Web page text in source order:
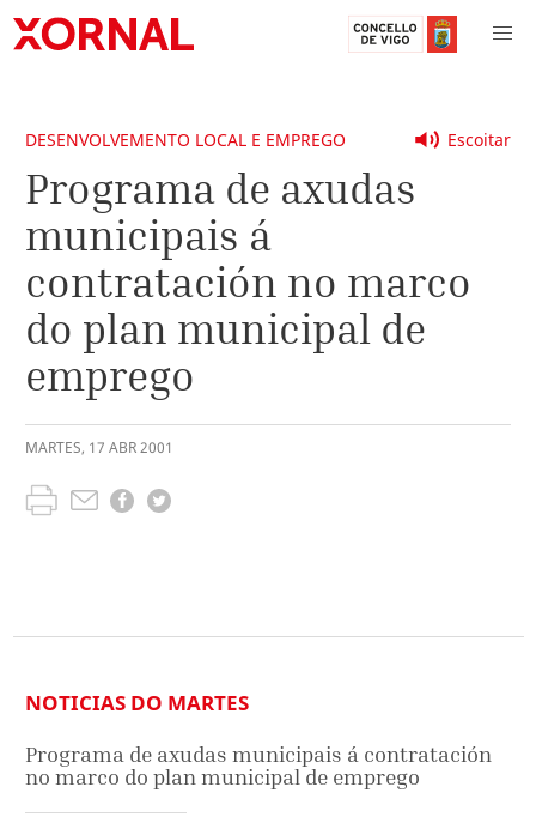
Escoitar
DESENVOLVEMENTO LOCAL E EMPREGO
Programa de axudas
municipais á
contratación no marco
do plan municipal de
emprego
MARTES, 17 ABR2001
NOTICIAS DO MARTES
Programa de axudas municipais á contratación
no marco do plan municipal de emprego